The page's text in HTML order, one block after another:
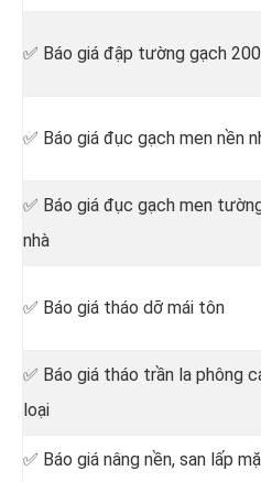
✅ Báo giá đập tường gạch 200
✅ Báo giá đục gạch men nền
✅ Báo giá đục gạch men
nhà
✅ Báo giá tháo dỡ mái tôn
✅ Báo giá tháo trần la phông
loại
✅ Báo giá nâng nền, san lấp